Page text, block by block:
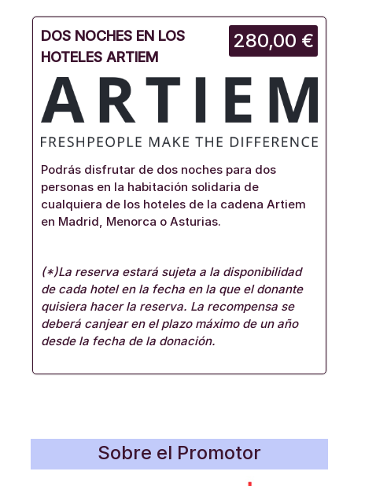
280,00 €
DOS NOCHES EN LOS
HOTELES ARTIEM
Podrás disfrutar de dos noches para dos
personas en la habitación solidaria de
cualquiera de los hoteles de la cadena Artiem
en Madrid, Menorca o Asturias.
(*)La reserva estará sujeta a la disponibilidad
de cada hotel en la fecha en la que el donante
quisiera hacer la reserva. La recompensa se
deberá canjear en el plazo máximo de un año
desde la fecha de la donación.
Sobre el Promotor